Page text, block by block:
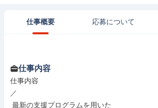
仕事概要 応募について
仕事内容
仕事内容
／